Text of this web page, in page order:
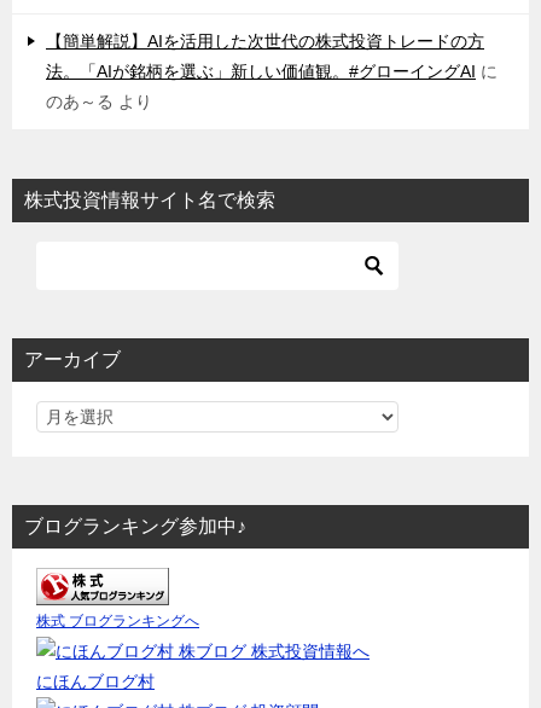
【簡単解説】AIを活用した次世代の株式投資トレードの方
法。「AIが銘柄を選ぶ」新しい価値観。#グローイングAI に
のあ～る より
株式投資情報サイト名で検索
アーカイブ
ブログランキング参加中♪
株式 ブログランキングへ
にほんブログ村